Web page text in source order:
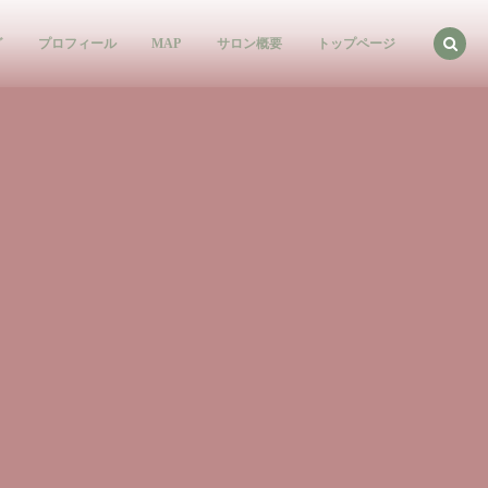
プロフィール MAP サロン概要 トップページ